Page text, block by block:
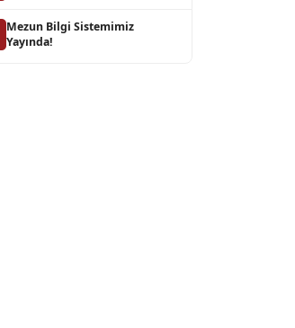
Mezun Bilgi Sistemimiz
Yayında!